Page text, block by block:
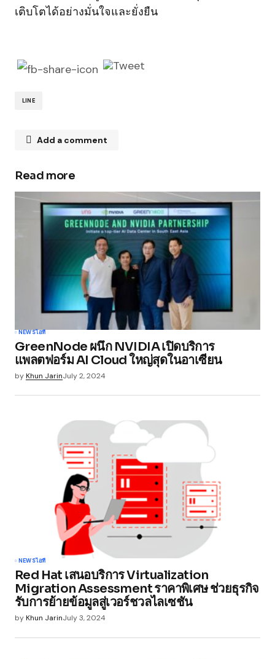
เติบโตได้อย่างมั่นใจและยั่งยืน
LINE
Add a comment
Your email address will not be published.
Required fields are marked*
Your Name*
Your E-mail*
browser for the next time I comment.
Submit Comment
Read more
NEWSไอที
GreenNode ผนึก NVIDIA เปิดบริการ
แพลตฟอร์ม AI Cloud ใหญ่สุดในอาเซียน
byKhun JarinJuly 2, 2024
NEWSไอที
Red Hat เสนอบริการ Virtualization
Migration Assessment ราคาพิเศษ ช่วยธุรกิจ
รับการย้ายข้อมูลสู่เวอร์ชวลไลเซชัน
byKhun JarinJuly 3, 2024